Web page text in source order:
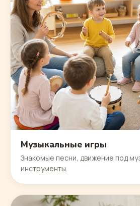
Музыкальные игры
Знакомые песни, движение под
инструменты.